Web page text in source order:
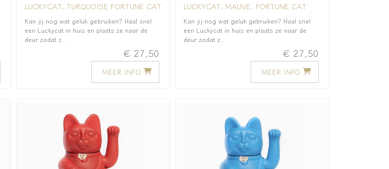
LUCKYCAT, TURQUOISE FORTUNE CAT
Kan jij nog wat geluk gebruiken? Haal snel
een Luckycat in huis en plaats ze naar de
deur zodat z...
€ 27,50
MEER INFO
LUCKYCAT, MAUVE, FORTUNE CAT
Kan jij nog wat geluk gebruiken? Haal snel
een Luckycat in huis en plaats ze naar de
deur zodat z...
€ 27,50
MEER INFO